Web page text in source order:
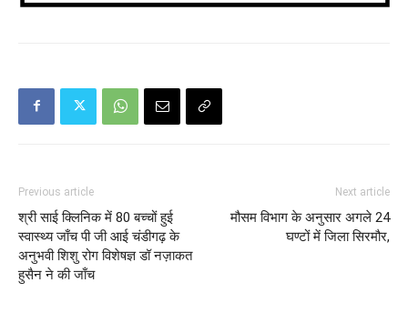
Previous article
श्री साई क्लिनिक में 80 बच्चों हुई
स्वास्थ्य जाँच पी जी आई चंडीगढ़ के
अनुभवी शिशु रोग विशेषज्ञ डॉ नज़ाकत
हुसैन ने की जाँच
Next article
मौसम विभाग के अनुसार अगले 24
घण्टों में जिला सिरमौर,